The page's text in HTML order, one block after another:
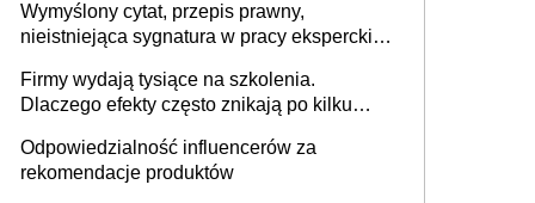
Wymyślony cytat, przepis prawny,
nieistniejąca sygnatura w pracy eksperckiej -
firmie
Firmy wydają tysiące na szkolenia.
Dlaczego efekty często znikają po kilku
Odpowiedzialność influencerów za
rekomendacje produktów